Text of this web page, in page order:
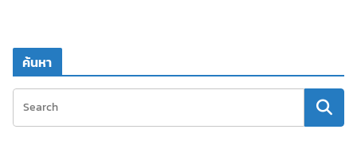
ค้นหา